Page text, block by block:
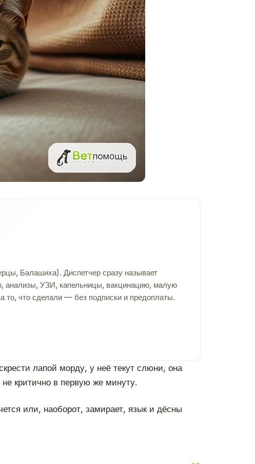
Балашиха). Диспетчер сразу называет
анализы, УЗИ, капельницы, вакцинацию, малую
то, что сделали — без подписки и предоплаты.
лапой морду, у неё текут слюни, она
критично в первую же минуту.
или, наоборот, замирает, язык и дёсны